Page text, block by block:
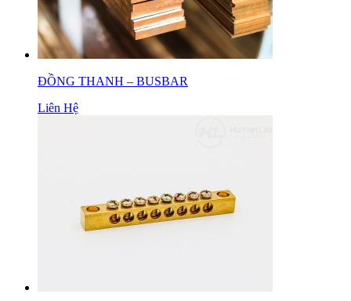
ĐỒNG THANH – BUSBAR
Liên Hệ